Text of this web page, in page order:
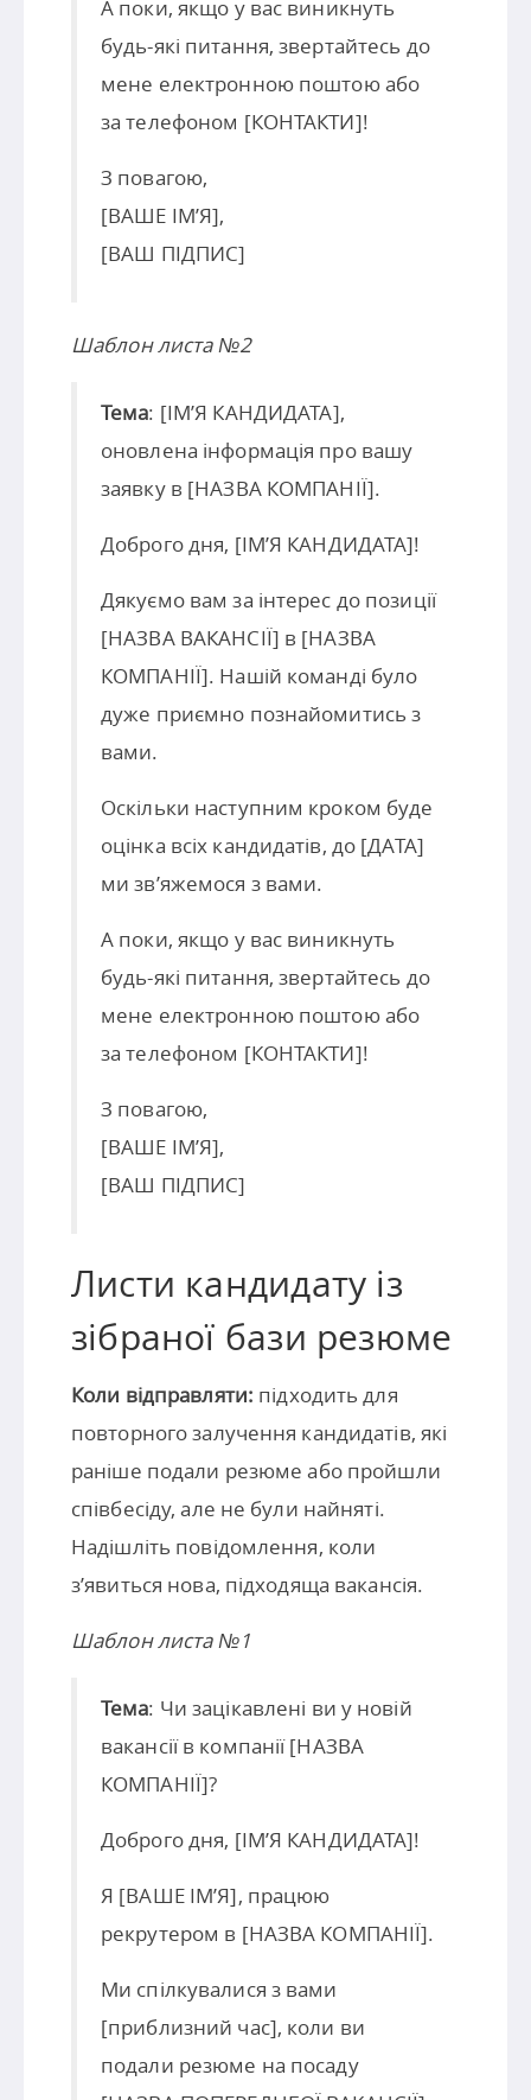
А поки, якщо у вас виникнуть
будь-які питання, звертайтесь до
мене електронною поштою або
за телефоном [КОНТАКТИ]!
З повагою,
[ВАШЕ ІМ’Я],
[ВАШ ПІДПИС]
Шаблон листа №2
Тема: [ІМ’Я КАНДИДАТА],
оновлена інформація про вашу
заявку в [НАЗВА КОМПАНІЇ].
Доброго дня, [ІМ’Я КАНДИДАТА]!
Дякуємо вам за інтерес до позиції
[НАЗВА ВАКАНСІЇ] в [НАЗВА
КОМПАНІЇ]. Нашій команді було
дуже приємно познайомитись з
вами.
Оскільки наступним кроком буде
оцінка всіх кандидатів, до [ДАТА]
ми зв’яжемося з вами.
А поки, якщо у вас виникнуть
будь-які питання, звертайтесь до
мене електронною поштою або
за телефоном [КОНТАКТИ]!
З повагою,
[ВАШЕ ІМ’Я],
[ВАШ ПІДПИС]
Листи кандидату із
зібраної бази резюме
Коли відправляти: підходить для
повторного залучення кандидатів, які
раніше подали резюме або пройшли
співбесіду, але не були найняті.
Надішліть повідомлення, коли
з’явиться нова, підходяща вакансія.
Шаблон листа №1
Тема: Чи зацікавлені ви у новій
вакансії в компанії [НАЗВА
КОМПАНІЇ]?
Доброго дня, [ІМ’Я КАНДИДАТА]!
Я [ВАШЕ ІМ’Я], працюю
рекрутером в [НАЗВА КОМПАНІЇ].
Ми спілкувалися з вами
[приблизний час], коли ви
подали резюме на посаду